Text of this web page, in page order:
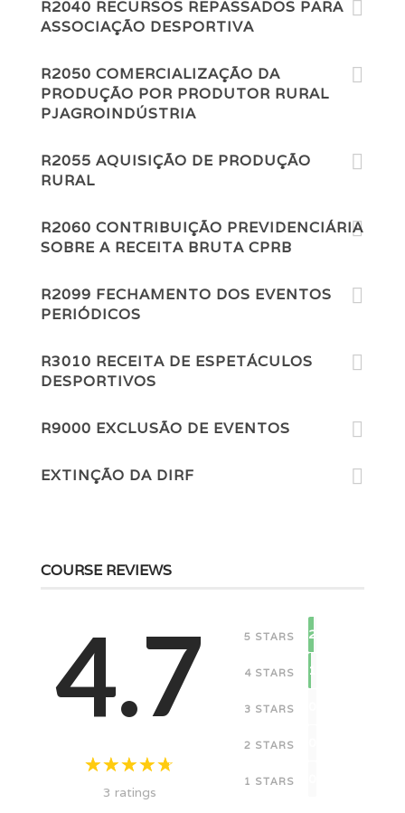
R2040 RECURSOS REPASSADOS PARA
ASSOCIAÇÃO DESPORTIVA
R2050 COMERCIALIZAÇÃO DA
PRODUÇÃO POR PRODUTOR RURAL
PJAGROINDÚSTRIA
R2055 AQUISIÇÃO DE PRODUÇÃO
RURAL
R2060 CONTRIBUIÇÃO PREVIDENCIÁRIA
SOBRE A RECEITA BRUTA CPRB
R2099 FECHAMENTO DOS EVENTOS
PERIÓDICOS
R3010 RECEITA DE ESPETÁCULOS
DESPORTIVOS
R9000 EXCLUSÃO DE EVENTOS
EXTINÇÃO DA DIRF
COURSE REVIEWS
4.7
3 ratings
5 STARS 2
4 STARS 1
3 STARS
2 STARS
1 STARS